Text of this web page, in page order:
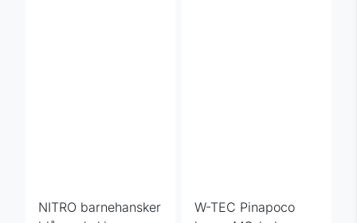
NITRO barnehansker
W-TEC Pinapoco